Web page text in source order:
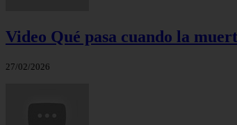
Video Qué pasa cuando la
27/02/2026